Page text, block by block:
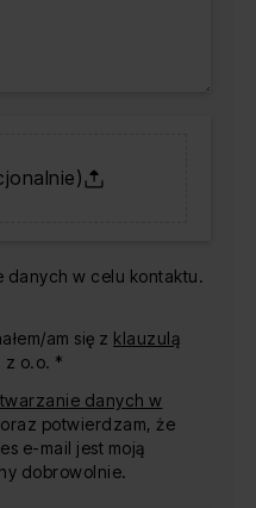
w celu kontaktu.
am się z klauzulą
z o.o. *
danych w
oraz potwierdzam, że
e-mail jest moją
dobrowolnie.